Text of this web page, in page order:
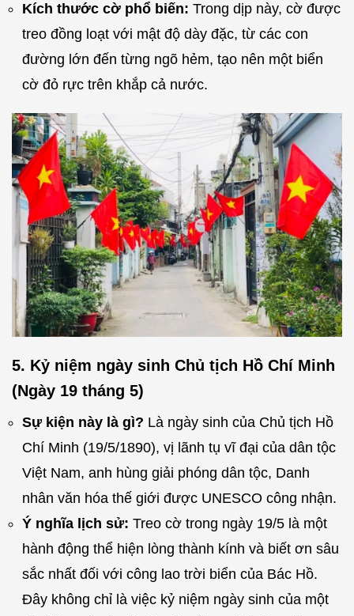
Kích thước cờ phổ biến: Trong dịp này, cờ được
treo đồng loạt với mật độ dày đặc, từ các con
đường lớn đến từng ngõ hẻm, tạo nên một biển
cờ đỏ rực trên khắp cả nước.
5. Kỷ niệm ngày sinh Chủ tịch Hồ Chí Minh
(Ngày 19 tháng 5)
Sự kiện này là gì? Là ngày sinh của Chủ tịch Hồ
Chí Minh (19/5/1890), vị lãnh tụ vĩ đại của dân tộc
Việt Nam, anh hùng giải phóng dân tộc, Danh
nhân văn hóa thế giới được UNESCO công nhận.
Ý nghĩa lịch sử: Treo cờ trong ngày 19/5 là một
hành động thể hiện lòng thành kính và biết ơn sâu
sắc nhất đối với công lao trời biển của Bác Hồ.
Đây không chỉ là việc kỷ niệm ngày sinh của một